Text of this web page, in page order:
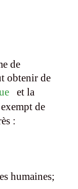
de
obtenir de
et la
de
:
humaines;